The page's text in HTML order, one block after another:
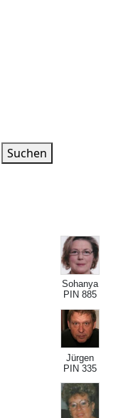
Suchen
Sohanya
PIN 885
Jürgen
PIN 335